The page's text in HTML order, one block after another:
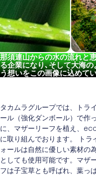
那須連山からの水の流れと
る企業になり､そして大海
う想いをこの画像に込めて
タカムラグループでは、トラ
ール（強化ダンボール）で作
に、マザーリーフを植え、
に取り組んでおります。 トラ
ォールは自然に優しい素材の
としても使用可能です。マザ
フは子宝草とも呼ばれ、葉っ